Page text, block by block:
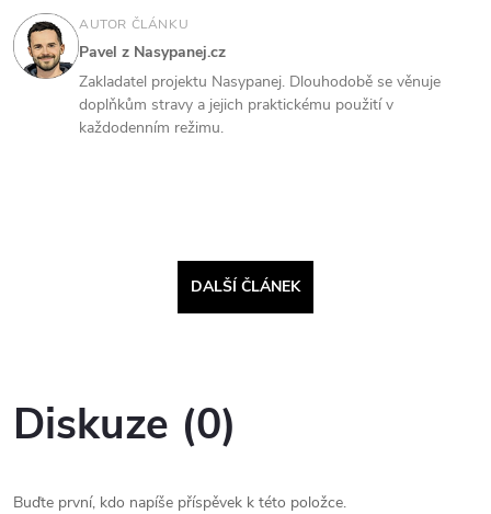
AUTOR ČLÁNKU
Pavel z Nasypanej.cz
Zakladatel projektu Nasypanej. Dlouhodobě se věnuje
doplňkům stravy a jejich praktickému použití v
každodenním režimu.
DALŠÍ ČLÁNEK
Diskuze (0)
Buďte první, kdo napíše příspěvek k této položce.